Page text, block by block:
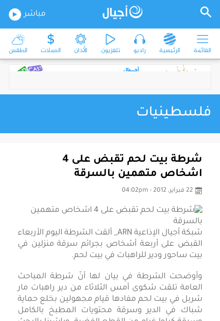
مباشر
القائمة الرئيسية راديو تلفزيون الأذان العملات الطقس
فلسطينيات
شرطة بيت لحم تقبض على 4
اشخاص متهمين بالسرقة
22 فبراير، 2012 - 04:02pm
شبكة أجيال الإذاعية ARN_ ألقت الشرطة اليوم الأربعاء
القبض على أربعة أشخاص بجرائم سرقة منزلين في
بيت ساحور ودير للراهبات في بيت لحم.
وأوضحت الشرطة في بيان لها أنّ شرطة المباحث
العامة تلقت شكوى أمس الثلاثاء من دير راهبات مار
شربل في بيت لحم مفادها قيام مجهولين بخلع حماية
شباك في الدير وسرقة محتويات المطبخ بالكامل